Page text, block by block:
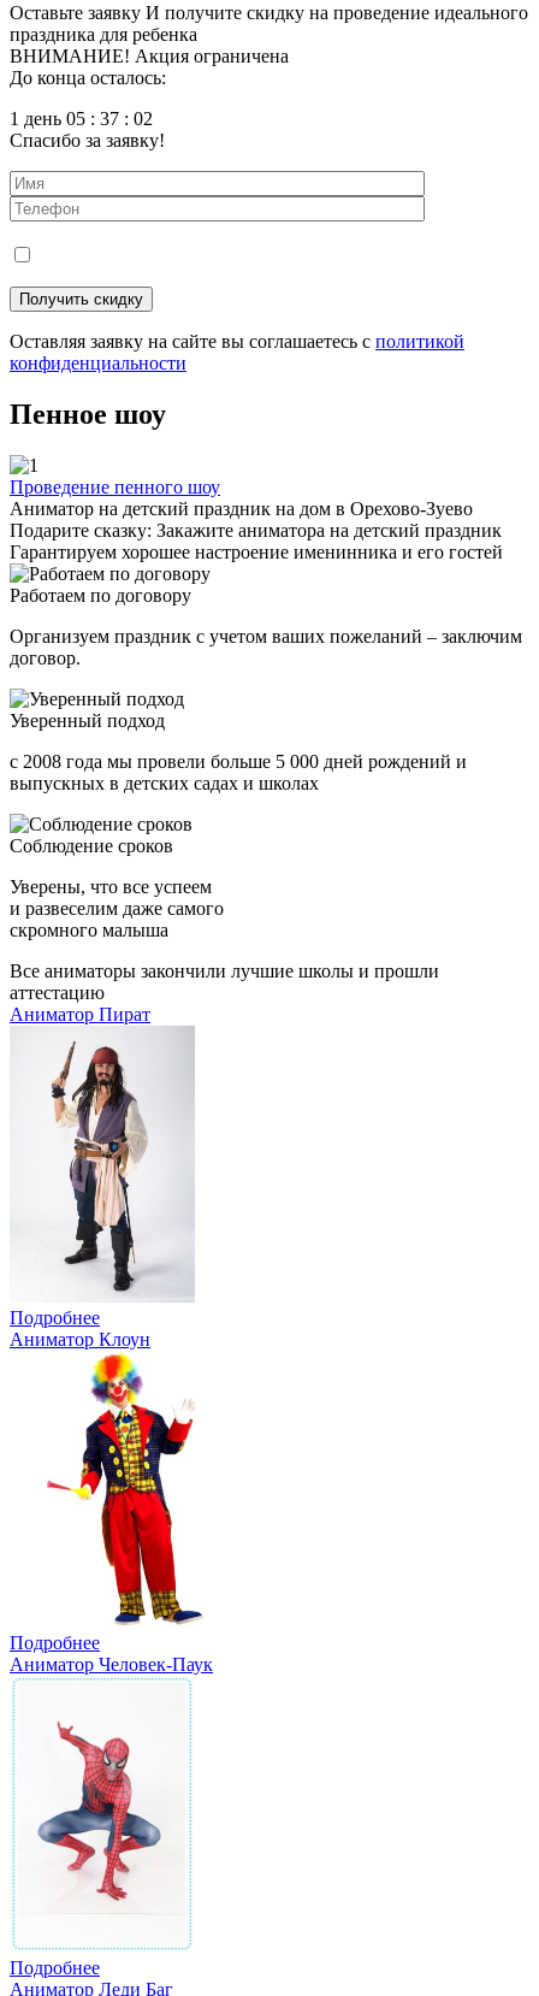
Оставьте заявку И получите скидку на проведение идеального
праздника для ребенка
ВНИМАНИЕ! Акция ограничена
До конца осталось:
1 день 05 : 37 : 01
Спасибо за заявку!
Оставляя заявку на сайте вы соглашаетесь с политикой
конфиденциальности
Пенное шоу
Проведение пенного шоу
Аниматор на детский праздник на дом в Орехово-Зуево
Подарите сказку: Закажите аниматора на детский праздник
Гарантируем хорошее настроение именинника и его гостей
Работаем по договору
Организуем праздник с учетом ваших пожеланий – заключим
договор.
Уверенный подход
с 2008 года мы провели больше 5 000 дней рождений и
выпускных в детских садах и школах
Соблюдение сроков
Уверены, что все успеем
и развеселим даже самого
скромного малыша
Все аниматоры закончили лучшие школы и прошли
аттестацию
Аниматор Пират
Подробнее
Аниматор Клоун
Подробнее
Аниматор Человек-Паук
Подробнее
Аниматор Леди Баг